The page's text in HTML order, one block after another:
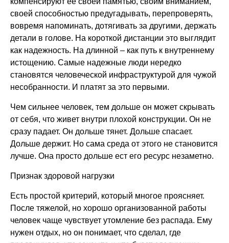
своей способностью предугадывать, перепроверять,
вовремя напоминать, дотягивать за другими, держать
детали в голове. На короткой дистанции это выглядит
как надежность. На длинной – как путь к внутреннему
истощению. Самые надежные люди нередко
становятся человеческой инфраструктурой для чужой
несобранности. И платят за это первыми.
Чем сильнее человек, тем дольше он может скрывать
от себя, что живет внутри плохой конструкции. Он не
сразу падает. Он дольше тянет. Дольше спасает.
Дольше держит. Но сама среда от этого не становится
лучше. Она просто дольше ест его ресурс незаметно.
Признак здоровой нагрузки
Есть простой критерий, который многое проясняет.
После тяжелой, но хорошо организованной работы
человек чаще чувствует утомление без распада. Ему
нужен отдых, но он понимает, что сделал, где